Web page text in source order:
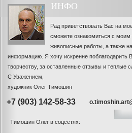
ИНФО
Рад приветствовать Вас на
сможете ознакомиться с моим
живописные работы, а также
информацию. Я хочу искренне поблагодарить
творчеству, за оставленные отзывы и теплые
С Уважением,
художник Олег Тимошин
+7 (903) 142-58-33
Тимошин Олег в соцсетях: